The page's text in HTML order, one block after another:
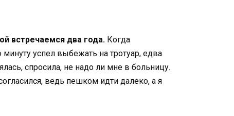
встречаемся два года. Когда
успел выбежать на тротуар, едва
спросила, не надо ли мне в больницу.
ведь пешком идти далеко, а я